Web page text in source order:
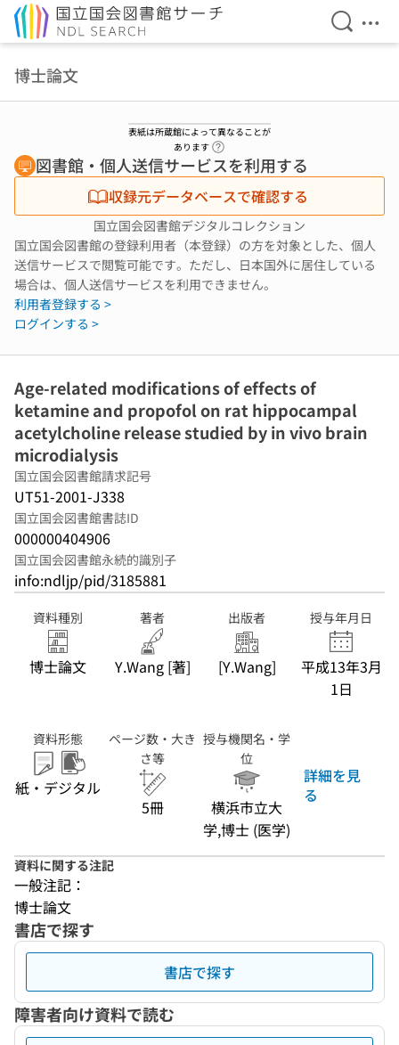
検索を
メ
博士論文
表紙は所蔵館によって異なることが
あります
図書館・個人送信サービスを利用する
収録元データベースで確認する
国立国会図書館デジタルコレクション
国立国会図書館の登録利用者（本登録）の方を対象とした、個人
送信サービスで閲覧可能です。ただし、日本国外に居住している
場合は、個人送信サービスを利用できません。
利用者登録する >
ログインする >
Age-related modifications of effects of
ketamine and propofol on rat hippocampal
acetylcholine release studied by in vivo brain
microdialysis
国立国会図書館請求記号
UT51-2001-J338
国立国会図書館書誌ID
000000404906
国立国会図書館永続的識別子
info:ndljp/pid/3185881
資料種別
博士論文
著者
Y.Wang [著]
出版者
[Y.Wang]
授与年月日
平成13年3月
1日
資料形態
紙・デジタル
ページ数・大き
さ等
5冊
授与機関名・学
位
横浜市立大
学,博士 (医学)
詳細を見
る
資料に関する注記
一般注記：
博士論文
書店で探す
書店で探す
障害者向け資料で読む